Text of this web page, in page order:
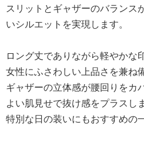
スリットとギャザーのバランス
いシルエットを実現します。
ロング丈でありながら軽やかな
女性にふさわしい上品さを兼ね
ギャザーの立体感が腰回りをカ
よい肌見せで抜け感をプラスしま
特別な日の装いにもおすすめの